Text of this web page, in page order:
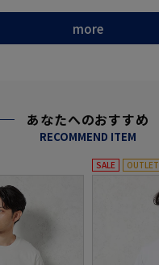
more
あなたへのおすすめ
RECOMMEND ITEM
SALE OUTLET